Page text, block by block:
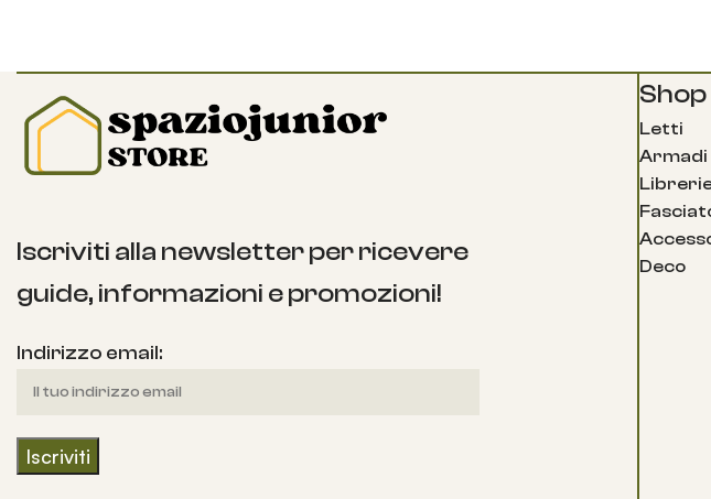
Iscriviti alla newsletter per ricevere
guide, informazioni e promozioni!
Indirizzo email:
Shop
Letti
Armadi
Deco